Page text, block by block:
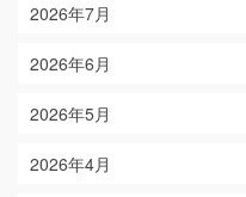
2026年7月
2026年6月
2026年5月
2026年4月